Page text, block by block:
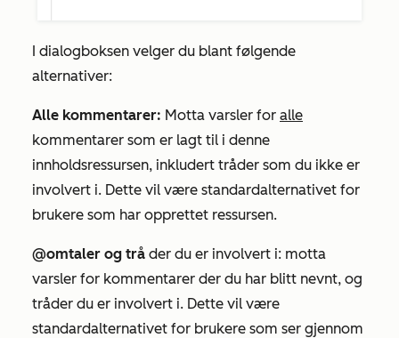
I dialogboksen velger du blant følgende
alternativer:
Alle kommentarer: Motta varsler for alle
kommentarer som er lagt til i denne
innholdsressursen, inkludert tråder som du ikke er
involvert i. Dette vil være standardalternativet for
brukere som har opprettet ressursen.
@omtaler og trå der du er involvert i: motta
varsler for kommentarer der du har blitt nevnt, og
tråder du er involvert i. Dette vil være
standardalternativet for brukere som ser gjennom